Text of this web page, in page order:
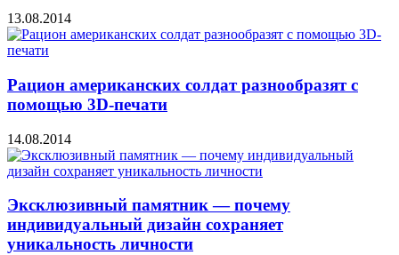
13.08.2014
Рацион американских солдат разнообразят с
помощью 3D-печати
14.08.2014
Эксклюзивный памятник — почему
индивидуальный дизайн сохраняет
уникальность личности